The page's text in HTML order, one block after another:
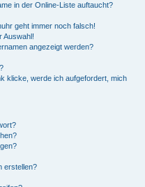
in der Online-Liste auftaucht?
geht immer noch falsch!
Auswahl!
angezeigt werden?
klicke, werde ich aufgefordert, mich
erstellen?